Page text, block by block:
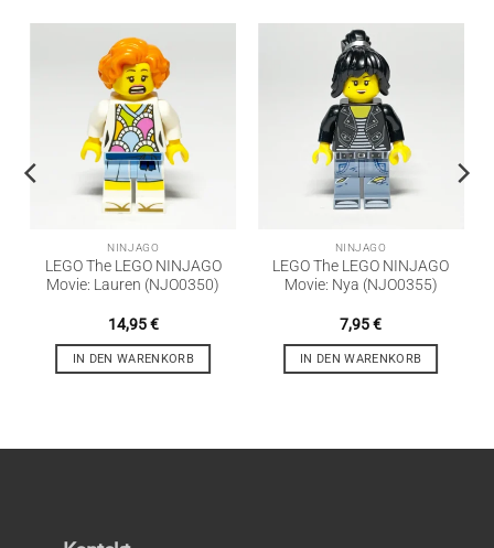
NINJAGO
LEGO The LEGO NINJAGO
Movie: Lauren (NJO0350)
14,95€
IN DEN WARENKORB
NINJAGO
LEGO The LEGO NINJAGO
Movie: Nya (NJO0355)
7,95€
IN DEN WARENKORB